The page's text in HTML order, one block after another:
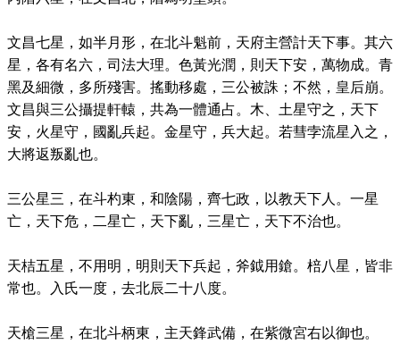
文昌七星，如半月形，在北斗魁前，天府主營計天下事。其六
星，各有名六，司法大理。色黃光潤，則天下安，萬物成。青
黑及細微，多所殘害。搖動移處，三公被誅；不然，皇后崩。
文昌與三公攝提軒轅，共為一體通占。木、土星守之，天下
安，火星守，國亂兵起。金星守，兵大起。若彗孛流星入之，
大將返叛亂也。
三公星三，在斗杓東，和陰陽，齊七政，以教天下人。一星
亡，天下危，二星亡，天下亂，三星亡，天下不治也。
天桔五星，不用明，明則天下兵起，斧鉞用鎗。棓八星，皆非
常也。入氏一度，去北辰二十八度。
天槍三星，在北斗柄東，主天鋒武備，在紫微宮右以御也。